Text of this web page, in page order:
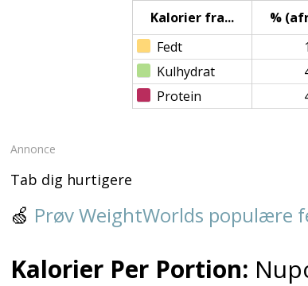
Kalorier fra...
%
Fedt
Kulhydrat
Protein
Annonce
Tab dig hurtigere
🍏 Prøv WeightWorlds populære
Kalorier Per Portion: